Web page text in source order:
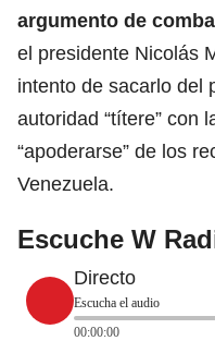
argumento de
el presidente Nicolás
intento de sacarlo del
autoridad “títere” con
“apoderarse” de los
Venezuela.
Escuche W
Directo
Escucha el audio
00:00:00